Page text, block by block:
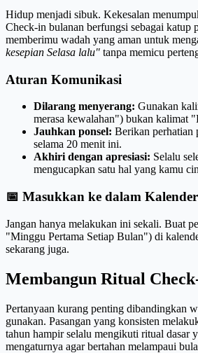
Hidup menjadi sibuk. Kekesalan
Check-in bulanan berfungsi sebagai katup
memberimu wadah yang aman untuk
kesepian Selasa lalu" tanpa memicu
Aturan Komunikasi
Dilarang menyerang: Gunakan
merasa kewalahan") bukan kalimat
Jauhkan ponsel: Berikan perhatian
selama 20 menit ini.
Akhiri dengan apresiasi: Selalu
mengucapkan satu hal yang kamu
📅 Masukkan ke dalam Kalender
Jangan hanya melakukan ini sekali. Buat
"Minggu Pertama Setiap Bulan") di
sekarang juga.
Membangun Ritual
Pertanyaan kurang penting dibandingkan
gunakan. Pasangan yang konsisten
tahun hampir selalu mengikuti ritual dasar
mengaturnya agar bertahan melampaui